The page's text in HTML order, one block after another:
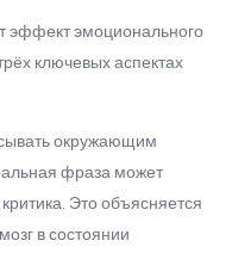
эффект эмоционального
ключевых аспектах
окружающим
фраза может
Это объясняется
в состоянии